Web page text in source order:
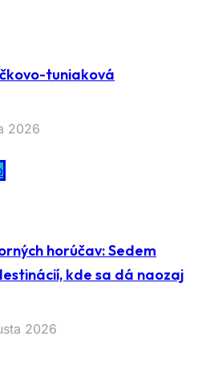
tuniaková
2026
horúčav: Sedem
kde sa dá naozaj
2026